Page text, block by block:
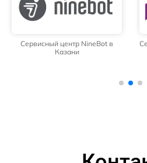
Сервисный центр NineBot в
Казани